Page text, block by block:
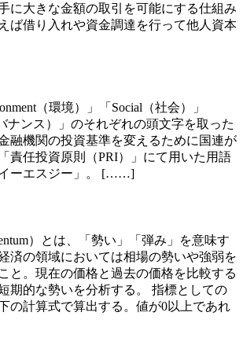
に大きな金額の取引を可能にする仕組み
ば借り入れや資金調達を行って他人資本
（環境）」「Social（社会）」
バナンス）」のそれぞれの頭文字を取った
融機関の投資基準を変えるために国連が
責任投資原則（PRI）」にて用いた用語
ーエスジー」。 [……]
）とは、「勢い」「弾み」を意味す
済の領域においては相場の勢いや強弱を
と。現在の価格と過去の価格を比較する
期的な勢いを分析する。 指標としての
の計算式で算出する。値が0以上であれ